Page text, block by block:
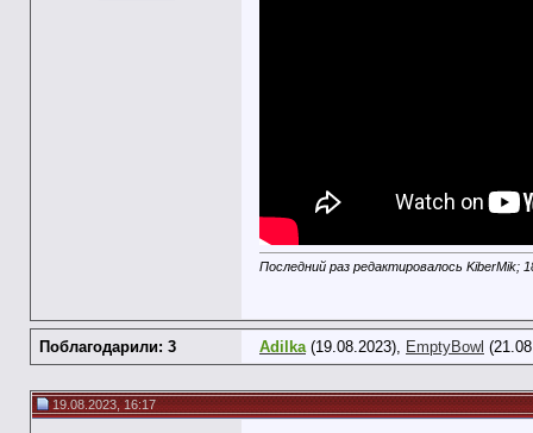
Последний раз редактировалось KiberMik;
Поблагодарили: 3 Adilka(19.08.2023), EmptyBowl
19.08.2023, 16:17